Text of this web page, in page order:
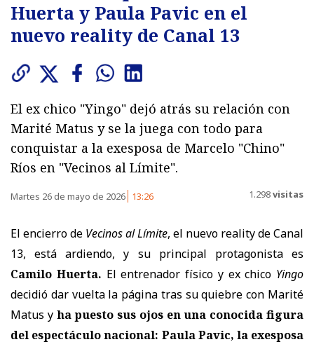
Huerta y Paula Pavic en el
nuevo reality de Canal 13
El ex chico "Yingo" dejó atrás su relación con
Marité Matus y se la juega con todo para
conquistar a la exesposa de Marcelo "Chino"
Ríos en "Vecinos al Límite".
Martes 26 de mayo de 2026 13:26 1.298visitas
El encierro de Vecinos al Límite, el nuevo reality de Canal
13, está ardiendo, y su principal protagonista es
Camilo Huerta. El entrenador físico y ex chico Yingo
decidió dar vuelta la página tras su quiebre con Marité
Matus y ha puesto sus ojos en una conocida figura
del espectáculo nacional: Paula Pavic, la exesposa